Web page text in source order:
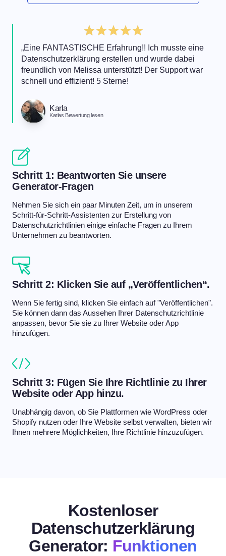
„Eine FANTASTISCHE Erfahrung!! Ich musste eine
Datenschutzerklärung erstellen und wurde dabei
freundlich von Melissa unterstützt! Der Support war
schnell und effizient! 5 Sterne!
Karla
Karlas Bewertung lesen
Schritt 1: Beantworten Sie unsere
Generator-Fragen
Nehmen Sie sich ein paar Minuten Zeit, um in unserem
Schritt-für-Schritt-Assistenten zur Erstellung von
Datenschutzrichtlinien einige einfache Fragen zu Ihrem
Unternehmen zu beantworten.
Schritt 2: Klicken Sie auf „Veröffentlichen“.
Wenn Sie fertig sind, klicken Sie einfach auf "Veröffentlichen".
Sie können dann das Aussehen Ihrer Datenschutzrichtlinie
anpassen, bevor Sie sie zu Ihrer Website oder App
hinzufügen.
Schritt 3: Fügen Sie Ihre Richtlinie zu Ihrer
Website oder App hinzu.
Unabhängig davon, ob Sie Plattformen wie WordPress oder
Shopify nutzen oder Ihre Website selbst verwalten, bieten wir
Ihnen mehrere Möglichkeiten, Ihre Richtlinie hinzuzufügen.
Kostenloser
Datenschutzerklärung
Generator: Funktionen